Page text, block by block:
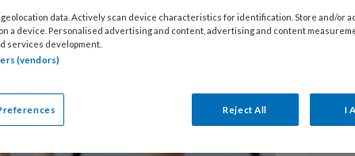
data. Actively scan device characteristics for identification. Store and/or
a device. Personalised advertising and content, advertising and content
services development.
(vendors)
Reject All I